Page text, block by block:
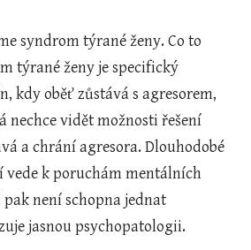
syndrom týrané ženy. Co to
týrané ženy je specifický
kdy oběť zůstává s agresorem,
nechce vidět možnosti řešení
a chrání agresora. Dlouhodobé
k poruchám mentálních
není schopna jednat
jasnou psychopatologii.